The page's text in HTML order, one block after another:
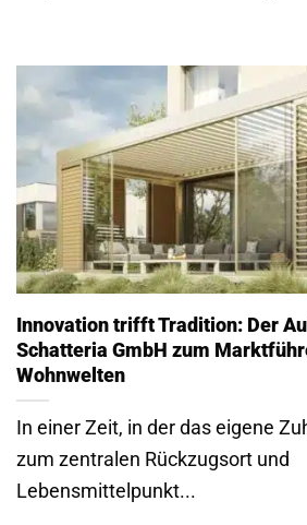
Innovation trifft Tradition: Der
Schatteria GmbH zum
Wohnwelten
In einer Zeit, in der das eigene
zum zentralen Rückzugsort und
Lebensmittelpunkt...